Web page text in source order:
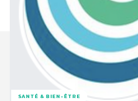
SANTÉ & BIEN-ÊTRE